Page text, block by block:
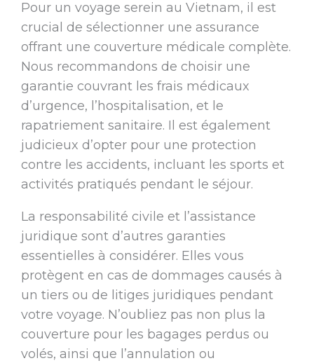
Pour un voyage serein au Vietnam, il est
crucial de sélectionner une assurance
offrant une couverture médicale complète.
Nous recommandons de choisir une
garantie couvrant les frais médicaux
d’urgence, l’hospitalisation, et le
rapatriement sanitaire. Il est également
judicieux d’opter pour une protection
contre les accidents, incluant les sports et
activités pratiqués pendant le séjour.
La responsabilité civile et l’assistance
juridique sont d’autres garanties
essentielles à considérer. Elles vous
protègent en cas de dommages causés à
un tiers ou de litiges juridiques pendant
votre voyage. N’oubliez pas non plus la
couverture pour les bagages perdus ou
volés, ainsi que l’annulation ou